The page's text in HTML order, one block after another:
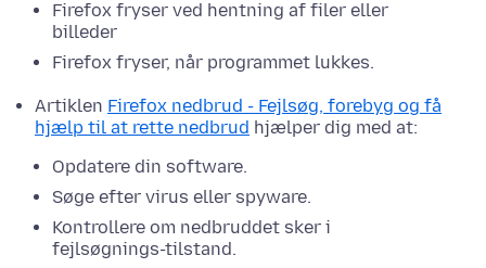
Firefox fryser ved hentning af filer eller
billeder
Firefox fryser, når programmet lukkes.
Artiklen Firefox nedbrud - Fejlsøg, forebyg og få
hjælp til at rette nedbrud hjælper dig med at:
Opdatere din software.
Søge efter virus eller spyware.
Kontrollere om nedbruddet sker i
fejlsøgnings-tilstand.